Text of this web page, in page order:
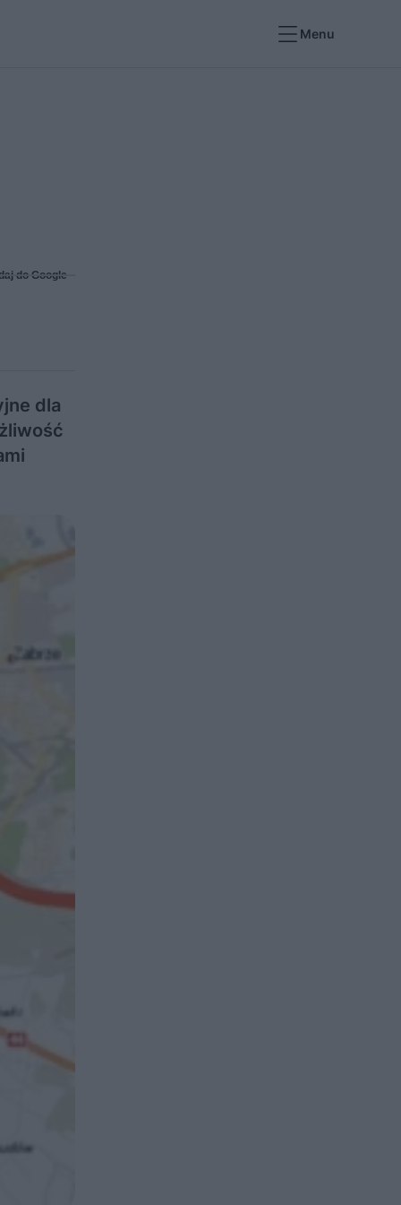
Menu
do Google
dla